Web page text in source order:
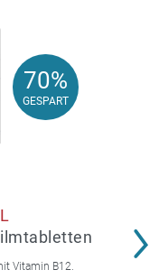
70%
GESPART
70%
GESPART
Vitamin B12.